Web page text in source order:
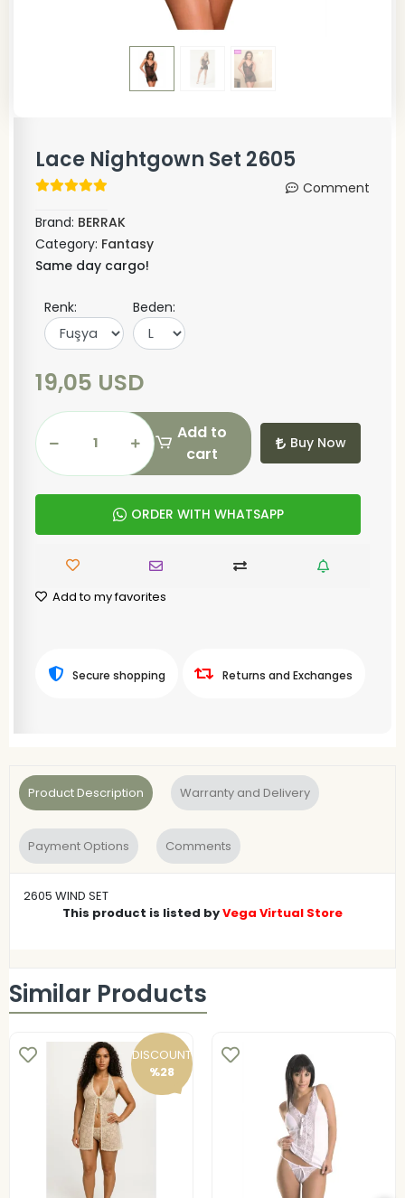
Lace Nightgown Set 2605
Comment
Brand: BERRAK
Category: Fantasy
Same day cargo!
Renk: Beden:
19,05 USD
Add to
cart
Buy Now
ORDER WITH WHATSAPP
Add to my favorites
Secure shopping Returns and Exchanges
Product Description Warranty and Delivery
Payment Options Comments
2605 WIND SET
This product is listed byVega Virtual Store
Similar Products
DISCOUNT
%28